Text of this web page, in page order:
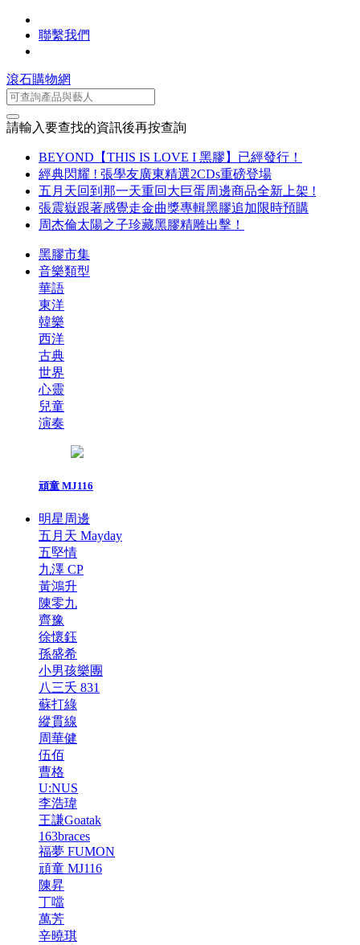
聯繫我們
滾石購物網
請輸入要查找的資訊後再按查詢
BEYOND【THIS IS LOVE I 黑膠】已經發行！
經典閃耀 ! 張學友廣東精選2CDs重磅登場
五月天回到那一天重回大巨蛋周邊商品全新上架 !
張震嶽跟著感覺走金曲獎專輯黑膠追加限時預購
周杰倫太陽之子珍藏黑膠精雕出擊！
黑膠市集
音樂類型
華語
東洋
韓樂
西洋
古典
世界
心靈
兒童
演奏
頑童 MJ116
明星周邊
五月天 Mayday
五堅情
九澤 CP
黃鴻升
陳零九
齊豫
徐懷鈺
孫盛希
小男孩樂團
八三夭 831
蘇打綠
縱貫線
周華健
伍佰
曹格
U:NUS
李浩瑋
王謙Goatak
163braces
福夢 FUMON
頑童 MJ116
陳昇
丁噹
萬芳
辛曉琪